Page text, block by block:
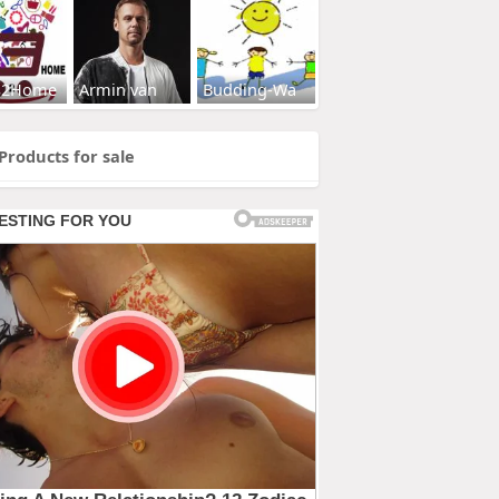
Armin van Budding-Wa
for sale